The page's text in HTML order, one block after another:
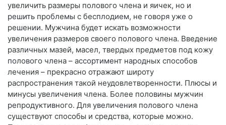
увеличить размеры полового члена и яичек, но и
решить проблемы с бесплодием, не говоря уже о
решении. Мужчина будет искать возможности
увеличения размеров своего полового члена. Введение
различных мазей, масел, твердых предметов под кожу
полового члена – ассортимент народных способов
лечения – прекрасно отражают широту
распространения такой неудовлетворенности. Плюсы и
минусы увеличения члена. Более половины мужчин
репродуктивного. Для увеличения полового члена
существуют способы и средства, которые можно.